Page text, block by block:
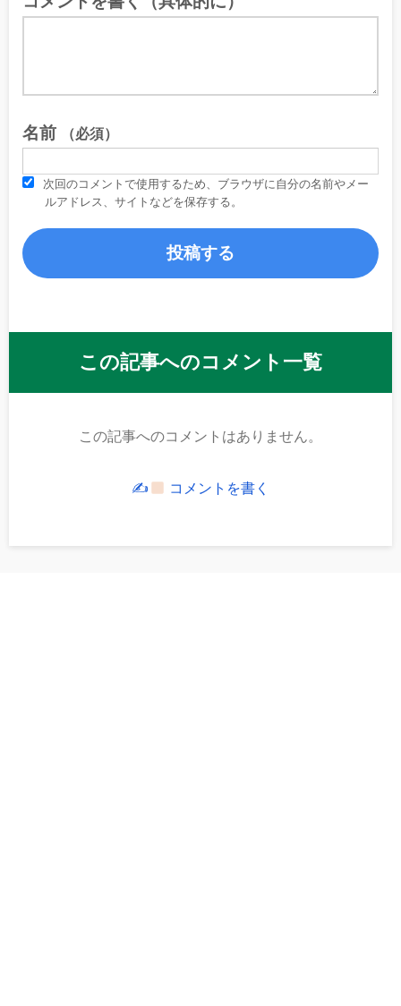
名前 （必須）
次回のコメントで使用するため、ブラウザに自分の名前やメー
ルアドレス、サイトなどを保存する。
この記事へのコメント一覧
この記事へのコメントはありません。
✍ コメントを書く